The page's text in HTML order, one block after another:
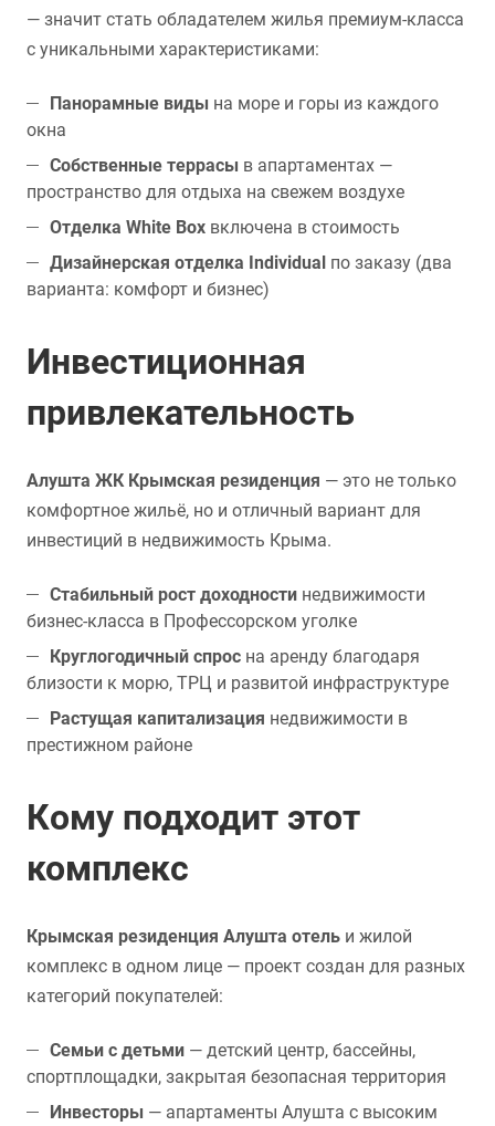
— значит стать обладателем жилья премиум-класса
с уникальными характеристиками:
Панорамные виды на море и горы из каждого
окна
Собственные террасы в апартаментах —
пространство для отдыха на свежем воздухе
Отделка White Box включена в стоимость
Дизайнерская отделка Individual по заказу (два
варианта: комфорт и бизнес)
Инвестиционная
привлекательность
Алушта ЖК Крымская резиденция — это не только
комфортное жильё, но и отличный вариант для
инвестиций в недвижимость Крыма.
Стабильный рост доходности недвижимости
бизнес-класса в Профессорском уголке
Круглогодичный спрос на аренду благодаря
близости к морю, ТРЦ и развитой инфраструктуре
Растущая капитализация недвижимости в
престижном районе
Кому подходит этот
комплекс
Крымская резиденция Алушта отель и жилой
комплекс в одном лице — проект создан для разных
категорий покупателей:
Семьи с детьми — детский центр, бассейны,
спортплощадки, закрытая безопасная территория
Инвесторы — апартаменты Алушта с высоким